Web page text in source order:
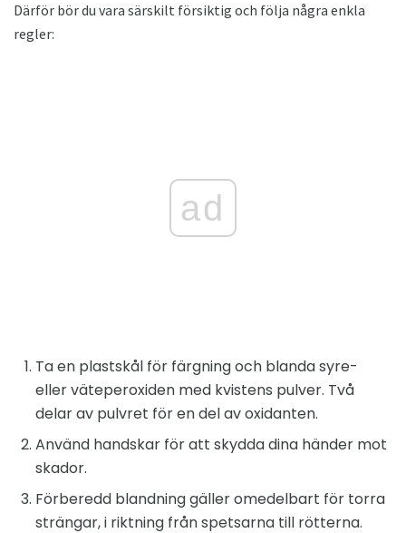
Därför bör du vara särskilt försiktig och följa några enkla
regler:
ad
Ta en plastskål för färgning och blanda syre-
eller väteperoxiden med kvistens pulver. Två
delar av pulvret för en del av oxidanten.
Använd handskar för att skydda dina händer mot
skador.
Förberedd blandning gäller omedelbart för torra
strängar, i riktning från spetsarna till rötterna.